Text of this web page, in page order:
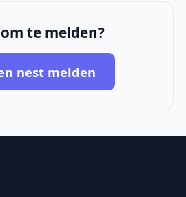
te melden?
nest melden